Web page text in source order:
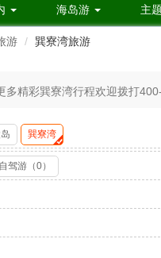
海岛游 主
游 巽寮湾旅游
精彩巽寮湾行程欢迎拨打
巽寮湾
自驾游（0）